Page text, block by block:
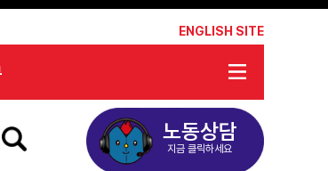
ENGLISH SITE
노동상담
지금 클릭하세요